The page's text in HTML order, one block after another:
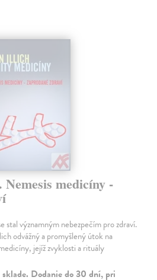
medicíny -
stal významným nebezpečím pro zdraví.
odvážný a promyšlený útok na
jejíž zvyklosti a rituály
Dodanie do 30 dní, pri